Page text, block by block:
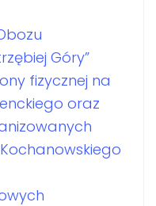
Góry”
fizycznej na
oraz